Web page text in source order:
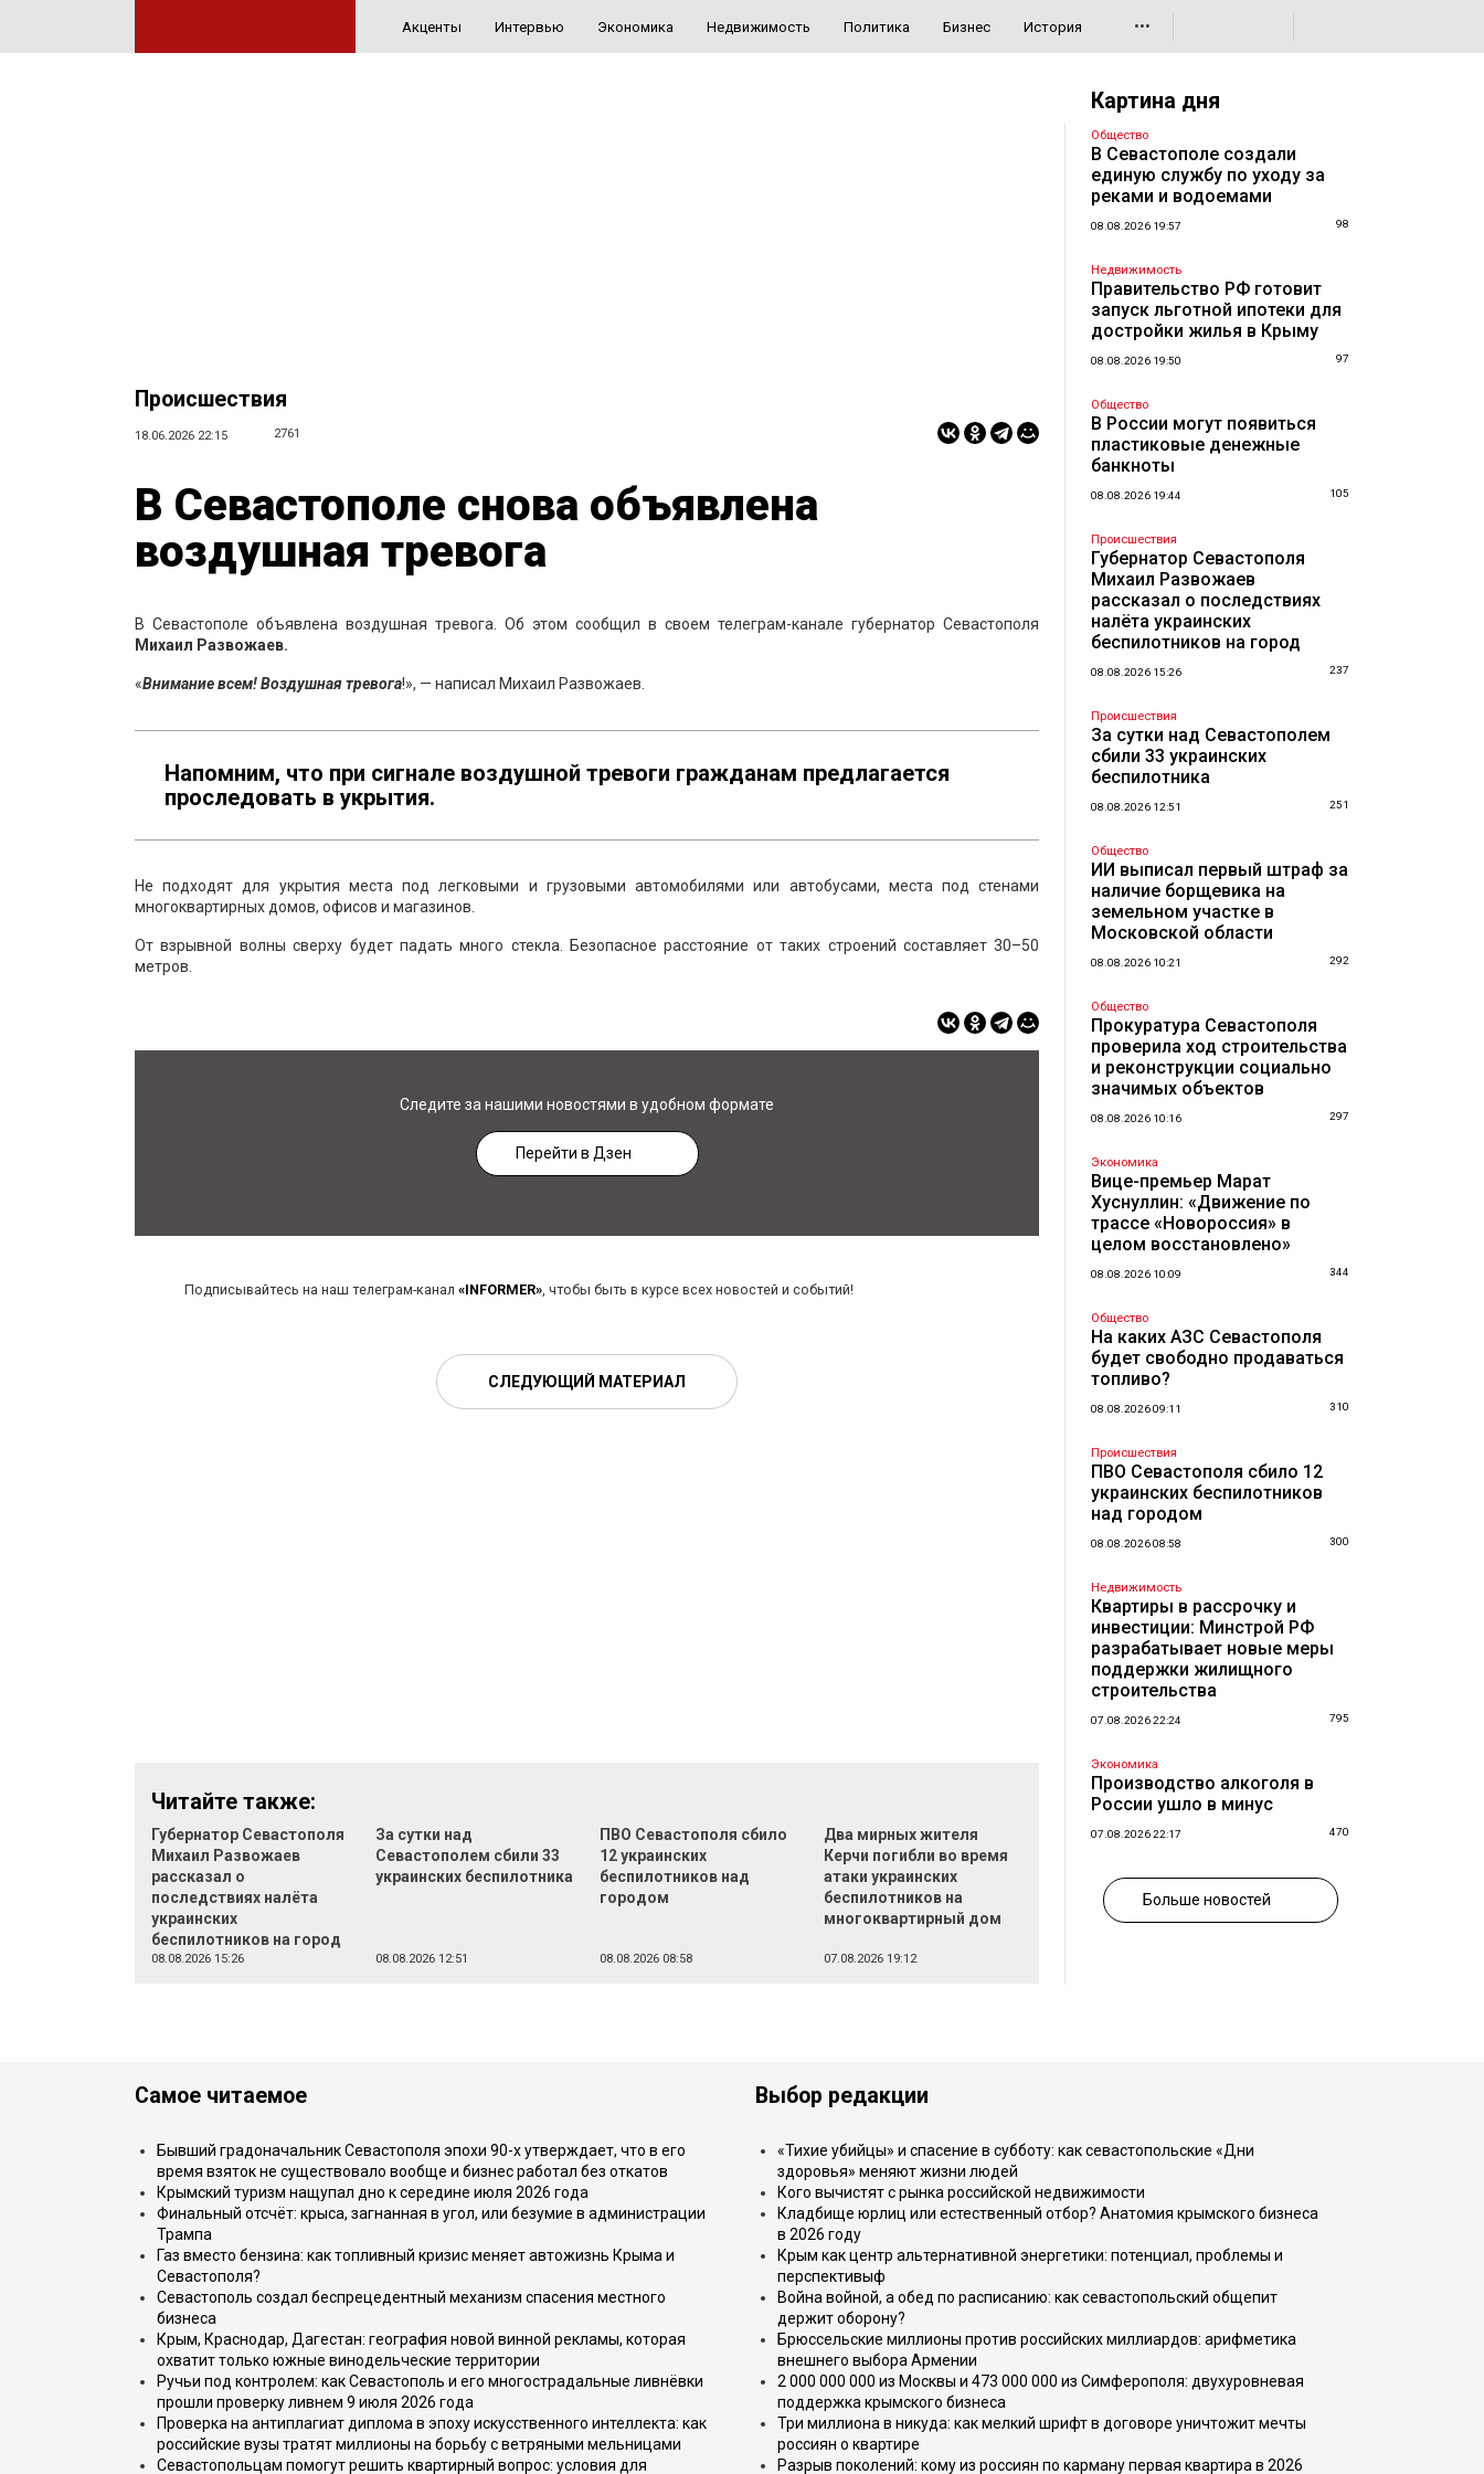
Акценты Интервью Экономика Недвижимость Политика Бизнес История •••
Происшествия
18.06.2026 22:15 2761
В Севастополе снова объявлена
воздушная тревога
В Севастополе объявлена воздушная тревога. Об этом сообщил в своем телеграм-канале губернатор Севастополя
Михаил Развожаев.
«Внимание всем! Воздушная тревога!», — написал Михаил Развожаев.
Напомним, что при сигнале воздушной тревоги гражданам предлагается
проследовать в укрытия.
Не подходят для укрытия места под легковыми и грузовыми автомобилями или автобусами, места под стенами
многоквартирных домов, офисов и магазинов.
От взрывной волны сверху будет падать много стекла. Безопасное расстояние от таких строений составляет 30–50
метров.
Следите за нашими новостями в удобном формате
Перейти в Дзен
Подписывайтесь на наш телеграм-канал «INFORMER», чтобы быть в курсе всех новостей и событий!
СЛЕДУЮЩИЙ МАТЕРИАЛ
Читайте также:
Губернатор Севастополя
Михаил Развожаев
рассказал о
последствиях налёта
украинских
беспилотников на город
08.08.2026 15:26
За сутки над
Севастополем сбили 33
украинских беспилотника
08.08.2026 12:51
ПВО Севастополя сбило
12 украинских
беспилотников над
городом
08.08.2026 08:58
Два мирных жителя
Керчи погибли во время
атаки украинских
беспилотников на
многоквартирный дом
07.08.2026 19:12
Картина дня
Общество
В Севастополе создали
единую службу по уходу за
реками и водоемами
08.08.2026 19:57 98
Недвижимость
Правительство РФ готовит
запуск льготной ипотеки для
достройки жилья в Крыму
08.08.2026 19:50 97
Общество
В России могут появиться
пластиковые денежные
банкноты
08.08.2026 19:44 105
Происшествия
Губернатор Севастополя
Михаил Развожаев
рассказал о последствиях
налёта украинских
беспилотников на город
08.08.2026 15:26 237
Происшествия
За сутки над Севастополем
сбили 33 украинских
беспилотника
08.08.2026 12:51 251
Общество
ИИ выписал первый штраф за
наличие борщевика на
земельном участке в
Московской области
08.08.2026 10:21 292
Общество
Прокуратура Севастополя
проверила ход строительства
и реконструкции социально
значимых объектов
08.08.2026 10:16 297
Экономика
Вице-премьер Марат
Хуснуллин: «Движение по
трассе «Новороссия» в
целом восстановлено»
08.08.2026 10:09 344
Общество
На каких АЗС Севастополя
будет свободно продаваться
топливо?
08.08.2026 09:11 310
Происшествия
ПВО Севастополя сбило 12
украинских беспилотников
над городом
08.08.2026 08:58 300
Недвижимость
Квартиры в рассрочку и
инвестиции: Минстрой РФ
разрабатывает новые меры
поддержки жилищного
строительства
07.08.2026 22:24 795
Экономика
Производство алкоголя в
России ушло в минус
07.08.2026 22:17 470
Больше новостей
Самое читаемое
Бывший градоначальник Севастополя эпохи 90-х утверждает, что в его
время взяток не существовало вообще и бизнес работал без откатов
Крымский туризм нащупал дно к середине июля 2026 года
Финальный отсчёт: крыса, загнанная в угол, или безумие в администрации
Трампа
Газ вместо бензина: как топливный кризис меняет автожизнь Крыма и
Севастополя?
Севастополь создал беспрецедентный механизм спасения местного
бизнеса
Крым, Краснодар, Дагестан: география новой винной рекламы, которая
охватит только южные винодельческие территории
Ручьи под контролем: как Севастополь и его многострадальные ливнёвки
прошли проверку ливнем 9 июля 2026 года
Проверка на антиплагиат диплома в эпоху искусственного интеллекта: как
российские вузы тратят миллионы на борьбу с ветряными мельницами
Севастопольцам помогут решить квартирный вопрос: условия для
Выбор редакции
«Тихие убийцы» и спасение в субботу: как севастопольские «Дни
здоровья» меняют жизни людей
Кого вычистят с рынка российской недвижимости
Кладбище юрлиц или естественный отбор? Анатомия крымского бизнеса
в 2026 году
Крым как центр альтернативной энергетики: потенциал, проблемы и
перспективыф
Война войной, а обед по расписанию: как севастопольский общепит
держит оборону?
Брюссельские миллионы против российских миллиардов: арифметика
внешнего выбора Армении
2 000 000 000 из Москвы и 473 000 000 из Симферополя: двухуровневая
поддержка крымского бизнеса
Три миллиона в никуда: как мелкий шрифт в договоре уничтожит мечты
россиян о квартире
Разрыв поколений: кому из россиян по карману первая квартира в 2026